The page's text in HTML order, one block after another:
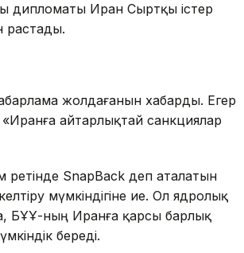
дипломаты Иран Сыртқы істер
растады.
жолдағанын хабарды. Егер
айтарлықтай санкциялар
ретінде SnapBack деп аталатын
мүмкіндігіне ие. Ол ядролық
БҰҰ-ның Иранға қарсы барлық
береді.